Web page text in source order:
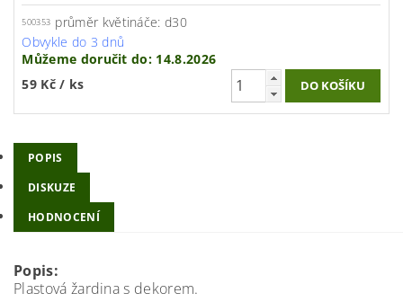
500353 průměr květináče: d30
Obvykle do 3 dnů
Můžeme doručit do: 14.8.2026
59 Kč/ ks
POPIS
DISKUZE
HODNOCENÍ
Popis:
Plastová žardina s dekorem.